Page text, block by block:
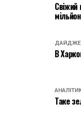
В
Таке